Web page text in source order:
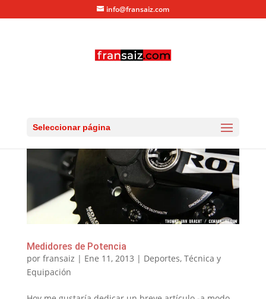
info@fransaiz.com
Seleccionar página
Medidores de Potencia
por fransaiz | Ene 11, 2013 | Deportes, Técnica y
Equipación